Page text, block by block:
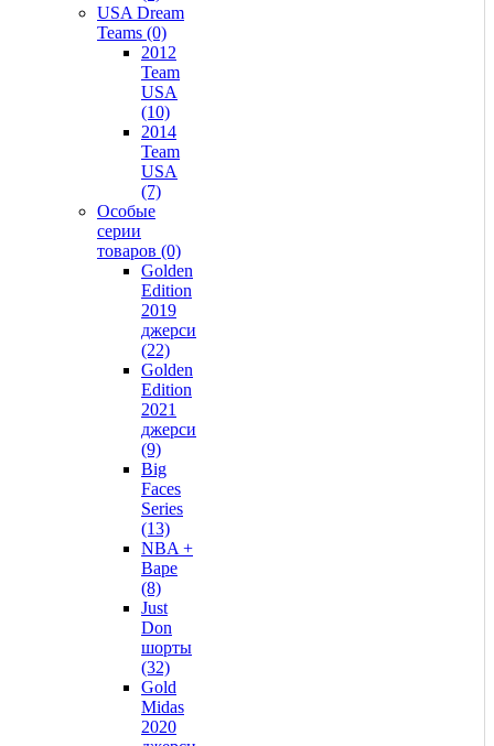
USA Dream
Teams (0)
2012
Team
USA
(10)
2014
Team
USA
(7)
Особые
серии
товаров (0)
Golden
Edition
2019
джерси
(22)
Golden
Edition
2021
джерси
(9)
Big
Faces
Series
(13)
NBA +
Bape
(8)
Just
Don
шорты
(32)
Gold
Midas
2020